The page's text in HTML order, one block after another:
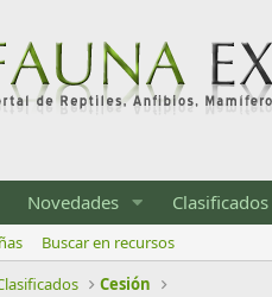
Novedades Clasificados
Buscar en recursos
Cesión